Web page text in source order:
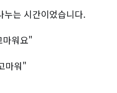
누는 시간이었습니다.
마워요"
마워"